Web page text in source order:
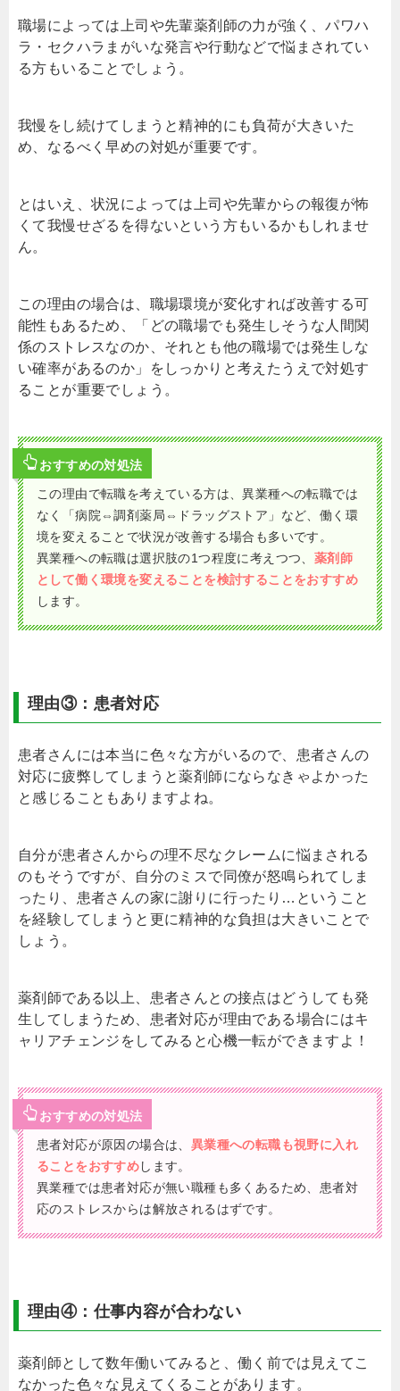
職場によっては上司や先輩薬剤師の力が強く、パワハ
ラ・セクハラまがいな発言や行動などで悩まされてい
る方もいることでしょう。
我慢をし続けてしまうと精神的にも負荷が大きいた
め、なるべく早めの対処が重要です。
とはいえ、状況によっては上司や先輩からの報復が怖
くて我慢せざるを得ないという方もいるかもしれませ
ん。
この理由の場合は、職場環境が変化すれば改善する可
能性もあるため、「どの職場でも発生しそうな人間関
係のストレスなのか、それとも他の職場では発生しな
い確率があるのか」をしっかりと考えたうえで対処す
ることが重要でしょう。
おすすめの対処法
この理由で転職を考えている方は、異業種への転職では
なく「病院⇔調剤薬局⇔ドラッグストア」など、働く環
境を変えることで状況が改善する場合も多いです。
異業種への転職は選択肢の1つ程度に考えつつ、 薬剤師
として働く環境を変えることを検討することをおすすめ
します。
理由③：患者対応
患者さんには本当に色々な方がいるので、患者さんの
対応に疲弊してしまうと薬剤師にならなきゃよかった
と感じることもありますよね。
自分が患者さんからの理不尽なクレームに悩まされる
のもそうですが、自分のミスで同僚が怒鳴られてしま
ったり、患者さんの家に謝りに行ったり…ということ
を経験してしまうと更に精神的な負担は大きいことで
しょう。
薬剤師である以上、患者さんとの接点はどうしても発
生してしまうため、患者対応が理由である場合にはキ
ャリアチェンジをしてみると心機一転ができますよ！
おすすめの対処法
患者対応が原因の場合は、 異業種への転職も視野に入れ
ることをおすすめします。
異業種では患者対応が無い職種も多くあるため、患者対
応のストレスからは解放されるはずです。
理由④：仕事内容が合わない
薬剤師として数年働いてみると、働く前では見えてこ
なかった色々な見えてくることがあります。